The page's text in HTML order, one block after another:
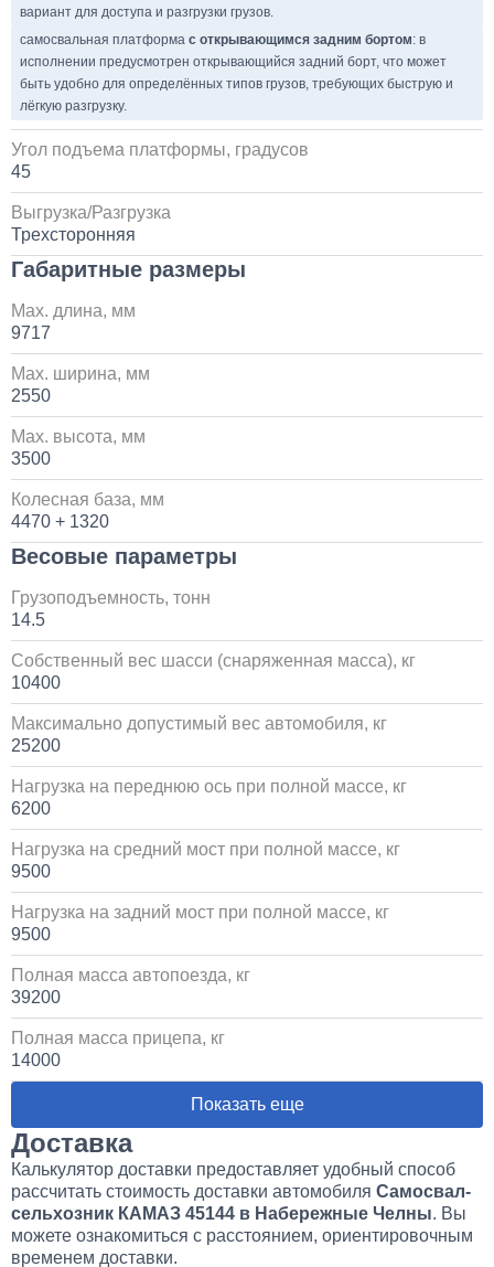
Установка сдвоенной двухрядной кабины с
увеличенным салоном
1 700 000
от 5 до 10 дней
на КАМАЗ
60 000
Установка стояночного кондиционера JUKOOL FT-
TAC-PI09 на крышу
80 000
Установка Bi-LED линз в фары КАМАЗ
вариант для доступа и разгрузки грузов.
самосвальная платформа с открывающимся задним бортом: в
исполнении предусмотрен открывающийся задний борт, что может
быть удобно для определённых типов грузов, требующих быструю и
лёгкую разгрузку.
Угол подъема платформы, градусов
45
Выгрузка/Разгрузка
Трехсторонняя
Габаритные размеры
Max. длина, мм
9717
Max. ширина, мм
2550
Max. высота, мм
3500
Колесная база, мм
4470 + 1320
Весовые параметры
Грузоподъемность, тонн
14.5
Собственный вес шасси (снаряженная масса), кг
10400
Максимально допустимый вес автомобиля, кг
25200
Нагрузка на переднюю ось при полной массе, кг
6200
Нагрузка на средний мост при полной массе, кг
9500
Нагрузка на задний мост при полной массе, кг
9500
Полная масса автопоезда, кг
39200
Полная масса прицепа, кг
14000
Показать еще
Доставка
Калькулятор доставки предоставляет удобный способ
рассчитать стоимость доставки автомобиля Самосвал-
сельхозник КАМАЗ 45144 в Набережные Челны. Вы
можете ознакомиться с расстоянием, ориентировочным
временем доставки.